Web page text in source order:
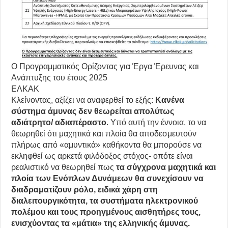
Ο Προγραμματικός Ορίζοντας για Έργα Έρευνας και
Ανάπτυξης του έτους 2025
ΕΛΚΑΚ
Κλείνοντας, αξίζει να αναφερθεί το εξής: Κανένα
σύστημα άμυνας δεν θεωρείται απολύτως
αδιάτρητο/ αδιαπέραστο. Υπό αυτή την έννοια, το να
θεωρηθεί ότι μαχητικά και πλοία θα αποδεσμευτούν
πλήρως από «αμυντικά» καθήκοντα θα μπορούσε να
εκληφθεί ως αρκετά φιλόδοξος στόχος- οπότε είναι
ρεαλιστικό να θεωρηθεί πωςτα σύγχρονα μαχητικά και
πλοία των Ενόπλων Δυνάμεων θα συνεχίσουν να
διαδραματίζουν ρόλο, ειδικά χάρη στη
διαλειτουργικότητα, τα συστήματα ηλεκτρονικού
πολέμου και τους προηγμένους αισθητήρες τους,
ενισχύοντας τα «μάτια» της ελληνικής άμυνας.